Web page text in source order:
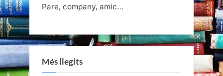
Pare, company, amic…
Més llegits